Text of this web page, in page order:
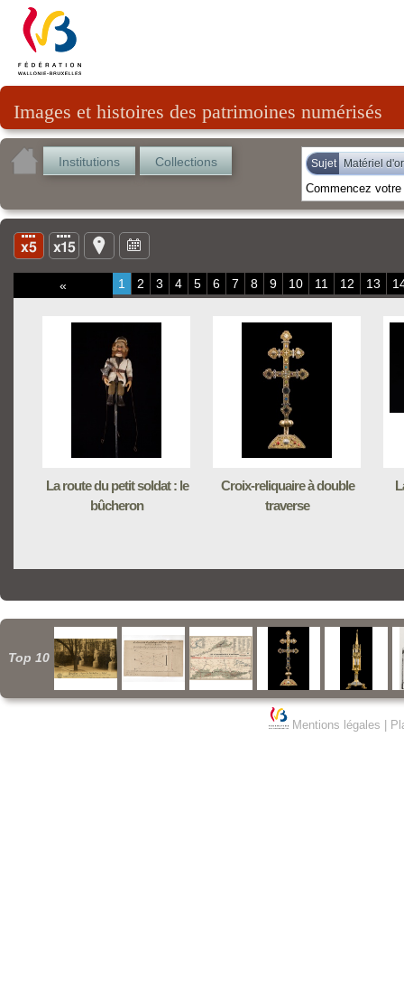
Images et histoires des patrimoines numérisés
Institutions Collections Sujet Matériel
« 1 2 3 4 5 6 7 8 9 10 11 12 13
La route du petit soldat : le
bûcheron
Croix-reliquaire à double
traverse
Top 10
Mentions légales